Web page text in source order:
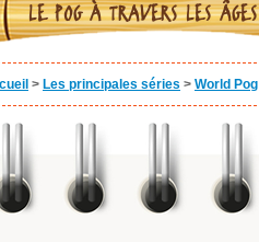
LE POG À TRAVERS LES ÂGES
> Les principales séries > World